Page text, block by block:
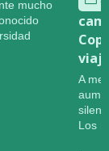
mucho
A
Los